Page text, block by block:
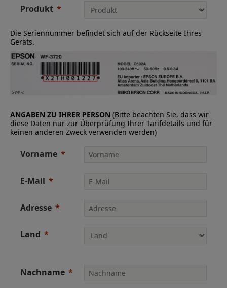
Produkt
Die Seriennummer befindet sich auf der Rückseite Ihres
Geräts.
ANGABEN ZU IHRER PERSON (Bitte beachten Sie, dass wir
diese Daten nur zur Überprüfung Ihrer Tarifdetails und für
keinen anderen Zweck verwenden werden)
Vorname
E-Mail
Adresse
Land
Nachname